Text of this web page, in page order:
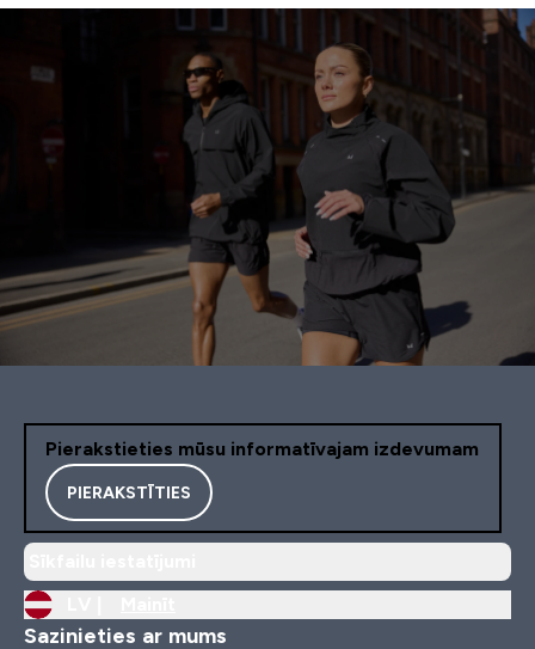
Pierakstieties mūsu informatīvajam izdevumam
PIERAKSTĪTIES
Sazinieties ar mums